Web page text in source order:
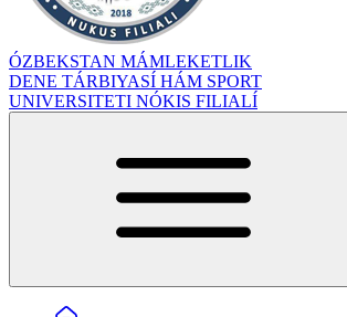
ÓZBEKSTAN MÁMLEKETLIK
DENE TÁRBIYASÍ HÁM SPORT
UNIVERSITETI NÓKIS FILIALÍ